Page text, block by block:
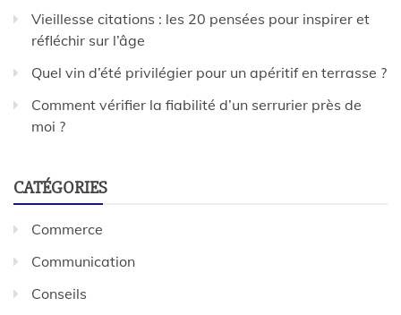
Vieillesse citations : les 20 pensées pour inspirer et
réfléchir sur l’âge
Quel vin d’été privilégier pour un apéritif en terrasse ?
Comment vérifier la fiabilité d’un serrurier près de
moi ?
CATÉGORIES
Commerce
Communication
Conseils